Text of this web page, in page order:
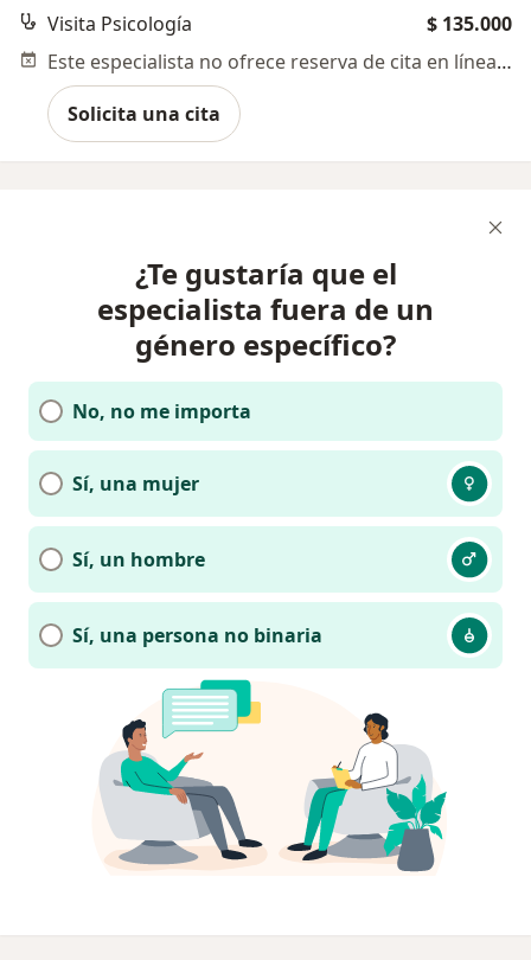
Visita Psicología
$ 135.000
Este especialista no ofrece reserva de cita en línea en esta dirección.
Solicita una cita
¿Te gustaría que el
especialista fuera de un
género específico?
No, no me importa
Sí, una mujer
Sí, un hombre
Sí, una persona no binaria